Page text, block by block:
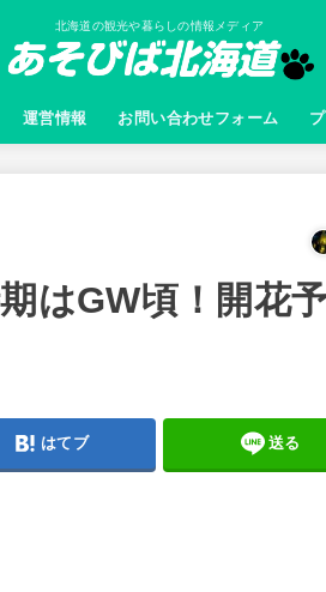
北海道の観光や暮らしの情報メディア
運営情報 お問い合わせフォーム
はGW頃！開花
はてブ 送る